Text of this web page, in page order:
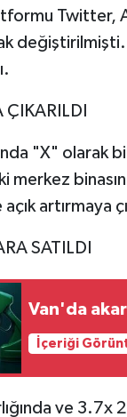
Twitter,
ÇIKARILDI
"X" olarak
merkez
artırmaya
SATILDI
Van'da
İçeriği
ve